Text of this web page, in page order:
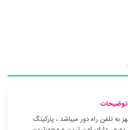
توضیحات
به تلفن راه دور میباشد ، پارکینگ